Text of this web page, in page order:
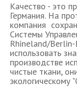
Качество - это
Германия. На
компания
Системы
Rhineland/
использовать
производстве
чистые ткани,
экологическому